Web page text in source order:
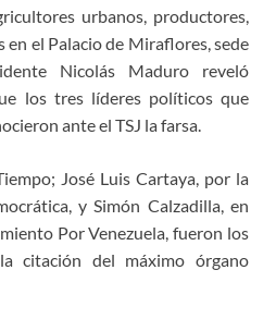
urbanos, productores,
en el Palacio de Miraflores, sede
Nicolás Maduro reveló
los tres líderes políticos que
ante el TSJ la farsa.
José Luis Cartaya, por la
y Simón Calzadilla, en
Por Venezuela, fueron los
citación del máximo órgano